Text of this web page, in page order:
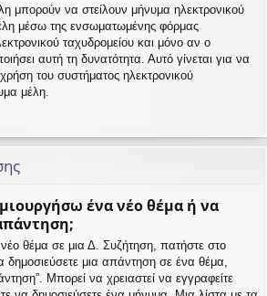
μπορούν να στείλουν μήνυμα ηλεκτρονικού
μέσω της ενσωματωμένης φόρμας
ταχυδρομείου και μόνο αν ο
αυτή τη δυνατότητα. Αυτό γίνεται για να
του συστήματος ηλεκτρονικού
μέλη.
ένα νέο θέμα ή να
νέο θέμα σε μια Δ. Συζήτηση, πατήστε στο
δημοσιεύσετε μια απάντηση σε ένα θέμα,
Μπορεί να χρειαστεί να εγγραφείτε